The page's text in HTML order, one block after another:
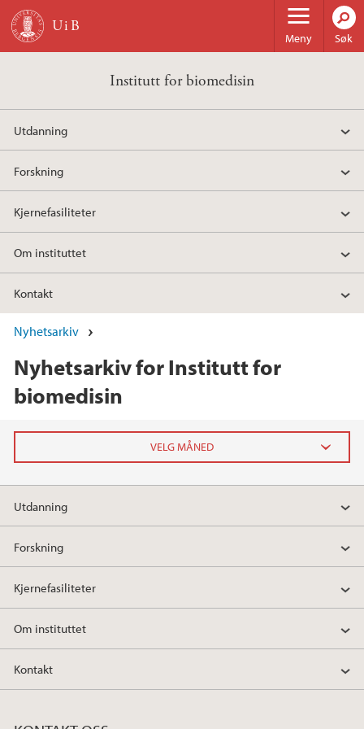
Hopp til hovedinnhold
Meny Søk
Institutt for biomedisin
Utdanning
Forskning
Kjernefasiliteter
Om instituttet
Kontakt
Nyhetsarkiv
Nyhetsarkiv for Institutt for
biomedisin
2026
Utdanning
Forskning
Kjernefasiliteter
Om instituttet
Kontakt